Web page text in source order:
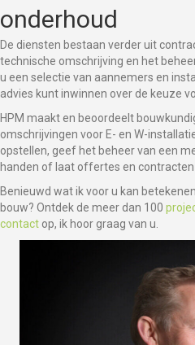
onderhoud
De diensten bestaan verder uit
technische omschrijving en het
u een selectie van aannemers en
advies kunt inwinnen over de keuze
HPM maakt en beoordeelt
omschrijvingen voor E- en W-
opstellen, geef het beheer van een
handen of laat offertes en contracten
Benieuwd wat ik voor u kan
bouw? Ontdek de meer dan 100
contact op, ik hoor graag van u.